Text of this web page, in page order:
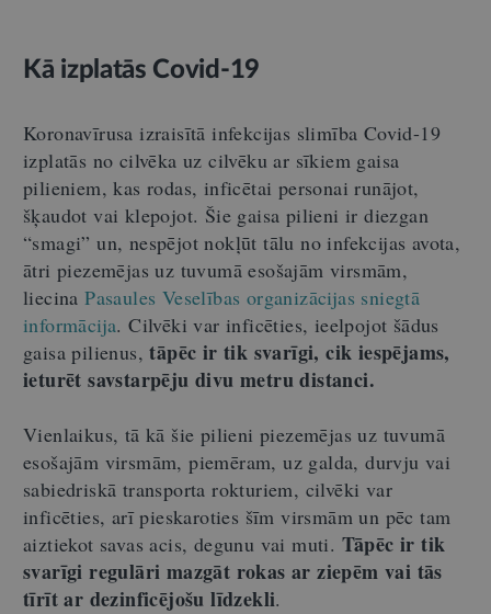
Kā izplatās Covid-19
Koronavīrusa izraisītā infekcijas slimība Covid-19
izplatās no cilvēka uz cilvēku ar sīkiem gaisa
pilieniem, kas rodas, inficētai personai runājot,
šķaudot vai klepojot. Šie gaisa pilieni ir diezgan
“smagi” un, nespējot nokļūt tālu no infekcijas avota,
ātri piezemējas uz tuvumā esošajām virsmām,
liecinaPasaules Veselības organizācijas sniegtā
informācija. Cilvēki var inficēties, ieelpojot šādus
gaisa pilienus,tāpēc ir tik svarīgi, cik iespējams,
ieturēt savstarpēju divu metru distanci.
Vienlaikus, tā kā šie pilieni piezemējas uz tuvumā
esošajām virsmām, piemēram, uz galda, durvju vai
sabiedriskā transporta rokturiem, cilvēki var
inficēties, arī pieskaroties šīm virsmām un pēc tam
aiztiekot savas acis, degunu vai muti. Tāpēc ir tik
svarīgi regulāri mazgāt rokas ar ziepēm vai tās
tīrīt ar dezinficējošu līdzekli.